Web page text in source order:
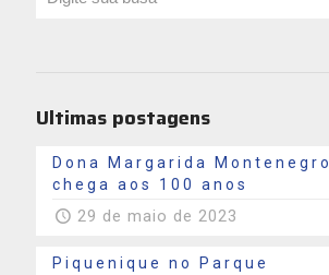
Ultimas postagens
Dona Margarida Montenegro
chega aos 100 anos
29 de maio de 2023
Piquenique no Parque